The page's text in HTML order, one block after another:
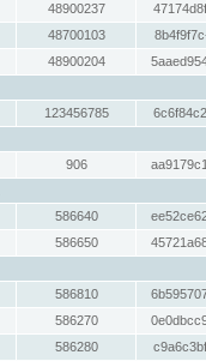
48900237
48700103
48900204
123456785
906
586640
586650
586810
586270
586280